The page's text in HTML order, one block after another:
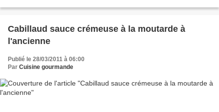
Cabillaud sauce crémeuse à la moutarde à
l'ancienne
Publié le 28/03/2011 à 06:00
Par Cuisine gourmande